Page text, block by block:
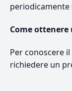
periodicamente
Come ottenere
Per conoscere
richiedere un